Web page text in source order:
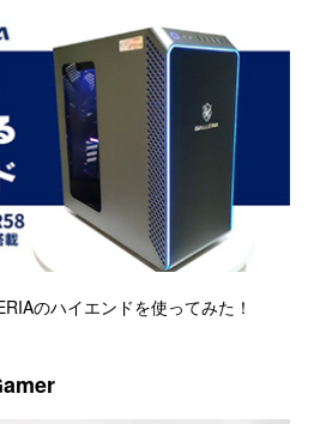
のハイエンドを使ってみた！